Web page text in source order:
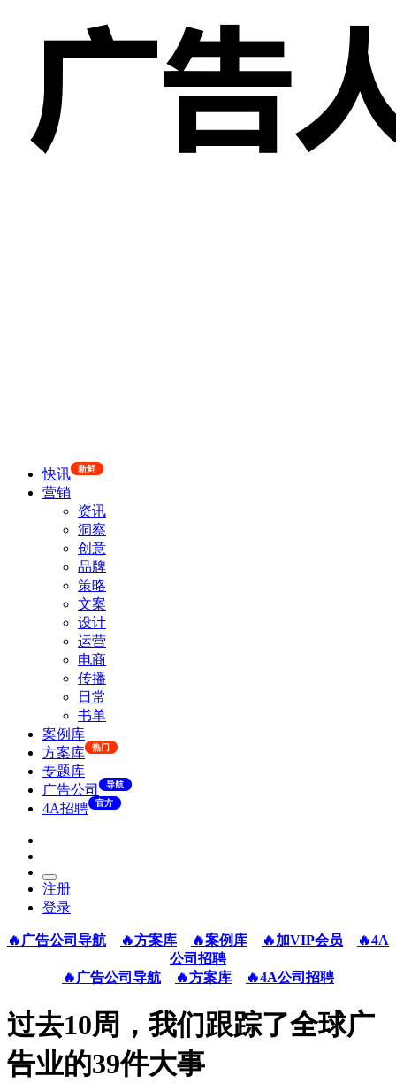
快讯 新鲜
营销
资讯
洞察
创意
品牌
策略
文案
设计
运营
电商
传播
日常
书单
案例库
方案库
热门
专题库
广告公司
导航
4A招聘 官方
注册
登录
🔥广告公司导航 🔥方案库 🔥案例库 🔥加VIP会员
🔥4A
公司招聘
🔥广告公司导航
🔥方案库 🔥4A公司招聘
过去10周，我们跟踪了全球广
告业的39件大事